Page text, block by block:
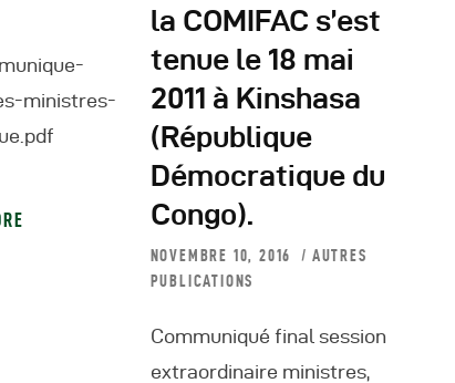
Sous-
Newsletter
Réseaux
ministres-
la COMIFAC s’est
tenue le 18 mai
2011 à Kinshasa
(République
Démocratique du
Congo).
NOVEMBRE 10, 2016
AUTRES
PUBLICATIONS
Communiqué final session
extraordinaire ministres,